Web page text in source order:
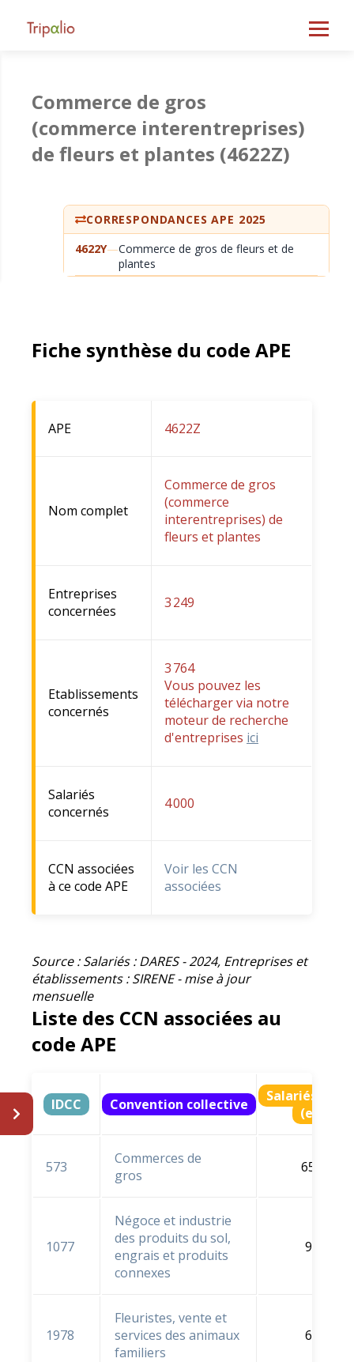
Commerce de gros
(commerce interentreprises)
de fleurs et plantes (4622Z)
CORRESPONDANCES APE 2025
4622Y—Commerce de gros de fleurs et de
plantes
Fiche synthèse du code APE
APE 4622Z
Nom complet
Commerce de gros
(commerce
interentreprises) de
fleurs et plantes
Entreprises
concernées
3 249
Etablissements
concernés
3 764
Vous pouvez les
télécharger via notre
moteur de recherche
d'entreprises ici
Salariés
concernés
4 000
CCN associées
à ce code APE
Voir les CCN
associées
Source : Salariés : DARES - 2024, Entreprises et
établissements : SIRENE - mise à jour
mensuelle
Liste des CCN associées au
code APE
IDCC Convention collective
Salariés
(en %
573
Commerces de
gros
65,7 %
1077
Négoce et industrie
des produits du sol,
engrais et produits
connexes
9,5 %
1978
Fleuristes, vente et
services des animaux
familiers
6,4 %